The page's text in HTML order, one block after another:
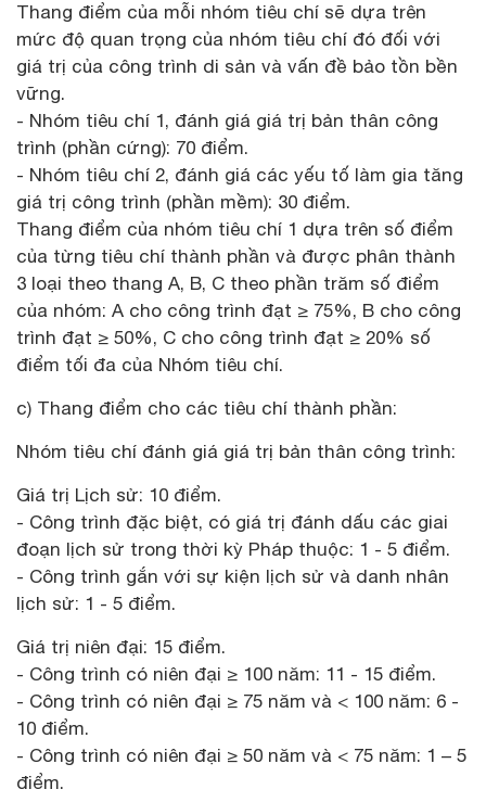
Thang điểm của mỗi nhóm tiêu chí sẽ dựa trên
mức độ quan trọng của nhóm tiêu chí đó đối với
giá trị của công trình di sản và vấn đề bảo tồn bền
vững.
- Nhóm tiêu chí 1, đánh giá giá trị bản thân công
trình (phần cứng): 70 điểm.
- Nhóm tiêu chí 2, đánh giá các yếu tố làm gia tăng
giá trị công trình (phần mềm): 30 điểm.
Thang điểm của nhóm tiêu chí 1 dựa trên số điểm
của từng tiêu chí thành phần và được phân thành
3 loại theo thang A, B, C theo phần trăm số điểm
của nhóm: A cho công trình đạt ≥ 75%, B cho công
trình đạt ≥ 50%, C cho công trình đạt ≥ 20% số
điểm tối đa của Nhóm tiêu chí.
c) Thang điểm cho các tiêu chí thành phần:
Nhóm tiêu chí đánh giá giá trị bản thân công trình:
Giá trị Lịch sử: 10 điểm.
- Công trình đặc biệt, có giá trị đánh dấu các giai
đoạn lịch sử trong thời kỳ Pháp thuộc: 1 - 5 điểm.
- Công trình gắn với sự kiện lịch sử và danh nhân
lịch sử: 1 - 5 điểm.
Giá trị niên đại: 15 điểm.
- Công trình có niên đại ≥ 100 năm: 11 - 15 điểm.
- Công trình có niên đại ≥ 75 năm và < 100 năm: 6 -
10 điểm.
- Công trình có niên đại ≥ 50 năm và < 75 năm: 1 – 5
điểm.